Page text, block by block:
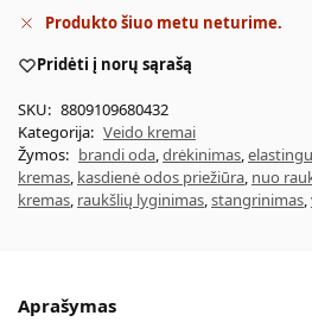
Produkto šiuo metu neturime.
Pridėti į norų sąrašą
SKU: 8809109680432
Kategorija: Veido kremai
Žymos: brandi oda,drėkinimas,
kremas, kasdienė odos priežiūra, nuo
kremas, raukšlių lyginimas,stangrinimas,
Aprašymas